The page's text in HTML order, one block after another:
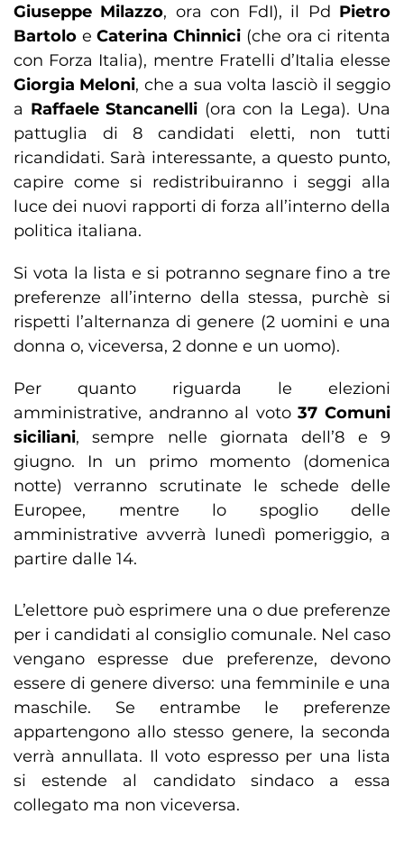
Giuseppe Milazzo, ora con FdI), il Pd Pietro
Bartolo eCaterina Chinnici (che ora ci ritenta
con Forza Italia), mentre Fratelli d’Italia elesse
Giorgia Meloni, che a sua volta lasciò il seggio
a Raffaele Stancanelli (ora con la Lega). Una
pattuglia di 8 candidati eletti, non tutti
ricandidati. Sarà interessante, a questo punto,
capire come si redistribuiranno i seggi alla
luce dei nuovi rapporti di forza all’interno della
politica italiana.
Si vota la lista e si potranno segnare fino a tre
preferenze all’interno della stessa, purchè si
rispetti l’alternanza di genere (2 uomini e una
donna o, viceversa, 2 donne e un uomo).
Per quanto riguarda le elezioni
amministrative, andranno al voto37 Comuni
siciliani, sempre nelle giornata dell’8 e 9
giugno. In un primo momento (domenica
notte) verranno scrutinate le schede delle
Europee, mentre lo spoglio delle
amministrative avverrà lunedì pomeriggio, a
partire dalle 14.
L’elettore può esprimere una o due preferenze
per i candidati al consiglio comunale. Nel caso
vengano espresse due preferenze, devono
essere di genere diverso: una femminile e una
maschile. Se entrambe le preferenze
appartengono allo stesso genere, la seconda
verrà annullata. Il voto espresso per una lista
si estende al candidato sindaco a essa
collegato ma non viceversa.